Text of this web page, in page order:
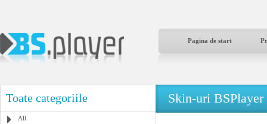
Pagina de start
Toate categoriile
All
Skin-uri BSPlayer